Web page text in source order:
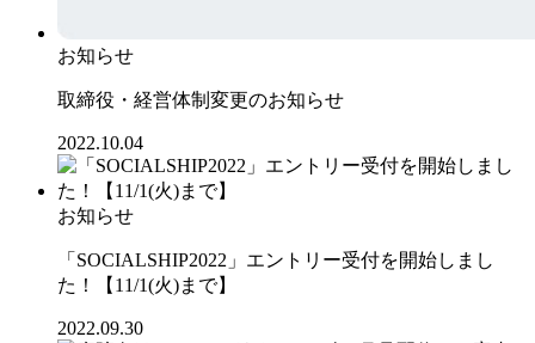
お知らせ
取締役・経営体制変更のお知らせ
2022.10.04
お知らせ
「SOCIALSHIP2022」エントリー受付を開始しまし
た！【11/1(火)まで】
2022.09.30